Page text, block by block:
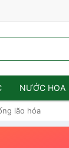
NƯỚC HOA
lão hóa